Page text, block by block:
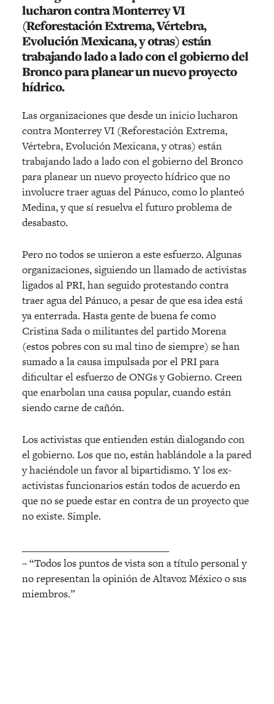
lucharon contra Monterrey VI
(Reforestación Extrema, Vértebra,
Evolución Mexicana, y otras) están
trabajando lado a lado con el gobierno del
Bronco para planear un nuevo proyecto
hídrico.
Las organizaciones que desde un inicio lucharon
contra Monterrey VI (Reforestación Extrema,
Vértebra, Evolución Mexicana, y otras) están
trabajando lado a lado con el gobierno del Bronco
para planear un nuevo proyecto hídrico que no
involucre traer aguas del Pánuco, como lo planteó
Medina, y que sí resuelva el futuro problema de
desabasto.
Pero no todos se unieron a este esfuerzo. Algunas
organizaciones, siguiendo un llamado de activistas
ligados al PRI, han seguido protestando contra
traer agua del Pánuco, a pesar de que esa idea está
ya enterrada. Hasta gente de buena fe como
Cristina Sada o militantes del partido Morena
(estos pobres con su mal tino de siempre) se han
sumado a la causa impulsada por el PRI para
dificultar el esfuerzo de ONGs y Gobierno. Creen
que enarbolan una causa popular, cuando están
siendo carne de cañón.
Los activistas que entienden están dialogando con
el gobierno. Los que no, están hablándole a la pared
y haciéndole un favor al bipartidismo. Y los ex-
activistas funcionarios están todos de acuerdo en
que no se puede estar en contra de un proyecto que
no existe. Simple.
______________________________
– “Todos los puntos de vista son a título personal y
no representan la opinión de Altavoz México o sus
miembros.”